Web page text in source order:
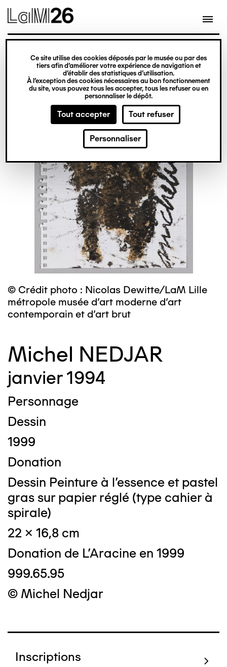
Gestion des cookies
Ce site utilise des cookies déposés par le musée ou par des
tiers afin d’améliorer votre expérience de navigation et
d’établir des statistiques d’utilisation.
À l’exception des cookies nécessaires au bon fonctionnement
du site, vous pouvez tous les accepter, tous les refuser ou en
personnaliser le dépôt.
Tout accepter Tout refuser
Personnaliser
contenu
© Crédit photo : Nicolas Dewitte/LaM Lille
métropole musée d’art moderne d’art
contemporain et d’art brut
Michel NEDJAR
janvier 1994
Personnage
Dessin
1999
Donation
Dessin Peinture à l'essence et pastel
gras sur papier réglé (type cahier à
spirale)
22 x 16,8 cm
Donation de L'Aracine en 1999
999.65.95
© Michel Nedjar
Inscriptions